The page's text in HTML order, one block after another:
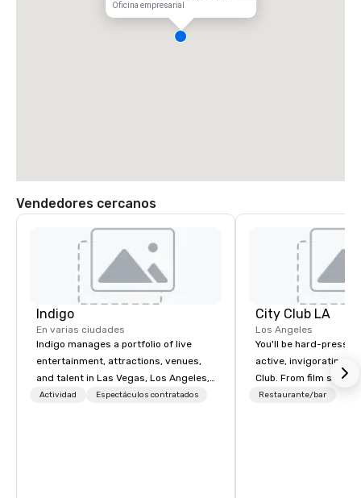
Oficina empresarial
Vendedores cercanos
Indigo
En varias ciudades
Indigo manages a portfolio of live
entertainment, attractions, venues,
and talent in Las Vegas, Los Angeles,
and Atlantic City. We specialize in
Actividad Espectáculos contratados
City Club LA
Los Angeles
You'll be hard-
active, invigorating
Club. From film
dinners to high-
Restaurante/bar